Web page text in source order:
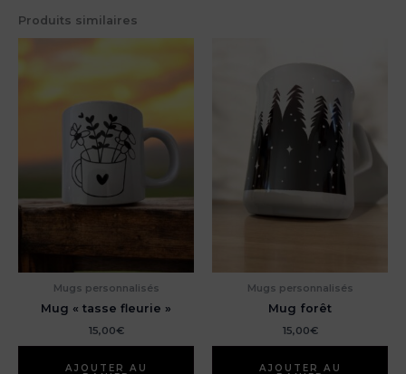
Produits similaires
Mugs personnalisés
Mug « tasse fleurie »
15,00€
AJOUTER AU
Mugs personnalisés
Mug forêt
15,00€
AJOUTER AU